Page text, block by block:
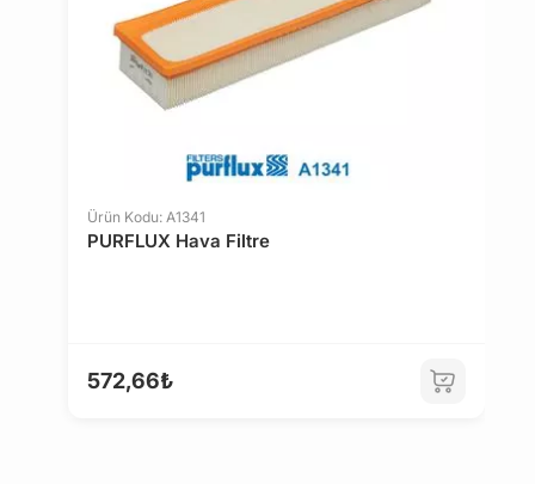
değildir. Kurumsal siparişler için farklı limitler ve
özel teklifler sunulabilmektedir.
14 gün içinde ücretsiz iade. Detaylı bilgi için
Ürün Kodu: A1341
PURFLUX Hava Filtre
572,66₺